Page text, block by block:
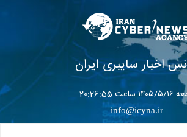
اخبار سایبری ایران
20:26:57
info@icyna.ir